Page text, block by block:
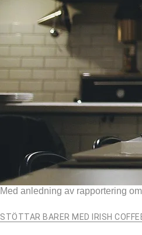
Med anledning av rapportering
STÖTTAR BARER MED IRISH